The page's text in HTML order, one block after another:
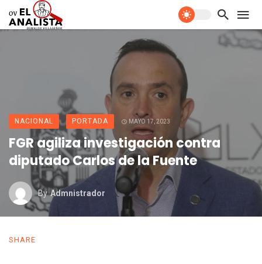
NACIONAL PORTADA MAYO 17, 2023
FGR agiliza investigación contra
diputado Carlos de la Fuente
By Admnistrador
SHARE